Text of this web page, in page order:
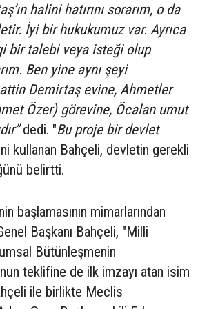
halini hatırını sorarım, o da
İyi bir hukukumuz var. Ayrıca
bir talebi veya isteği olup
Ben yine aynı şeyi
Demirtaş evine, Ahmetler
Özer) görevine, Öcalan umut
dedi. "Bu proje bir devlet
kullanan Bahçeli, devletin gerekli
belirtti.
başlamasının mimarlarından
Başkanı Bahçeli, "Milli
Bütünleşmenin
teklifine de ilk imzayı atan isim
ile birlikte Meclis